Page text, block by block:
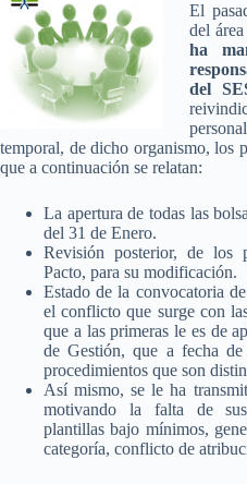
El
del
ha
del
temporal, de dicho organismo, los
que a continuación se relatan:
La apertura de todas las
del 31 de Enero.
Revisión posterior, de los
Pacto, para su modificación.
Estado de la convocatoria
el conflicto que surge con
que a las primeras le es de
de Gestión, que a fecha
procedimientos que son
Así mismo, se le ha
motivando la falta de
plantillas bajo mínimos,
categoría, conflicto de